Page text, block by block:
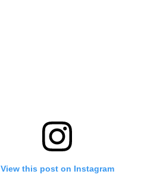
View this post on Instagram